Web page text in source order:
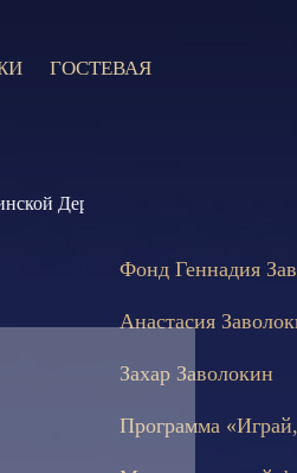
Деревне состоятся съёмки
ГОСТЕВАЯ
Фонд Геннадия
Анастасия
Захар Заволокин
Программа